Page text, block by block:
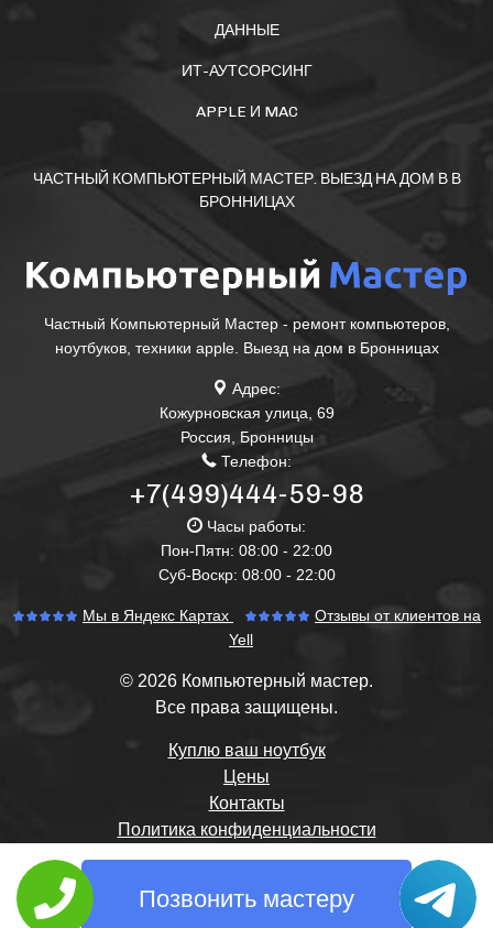
ДАННЫЕ
ИТ-АУТСОРСИНГ
APPLE И MAC
ЧАСТНЫЙ КОМПЬЮТЕРНЫЙ МАСТЕР. ВЫЕЗД НА ДОМ В В
БРОННИЦАХ
Частный Компьютерный Мастер - ремонт компьютеров,
ноутбуков, техники apple. Выезд на дом в Бронницах
Адрес:
Кожурновская улица, 69
Россия, Бронницы
Телефон:
+7(499)444-59-98
Часы работы:
Пон-Пятн: 08:00 - 22:00
Суб-Воскр: 08:00 - 22:00
Мы в Яндекс Картах
Отзывы от клиентов на
Yell
© 2026 Компьютерный мастер.
Все права защищены.
Куплю ваш ноутбук
Цены
Контакты
Политика конфиденциальности
Позвонить мастеру